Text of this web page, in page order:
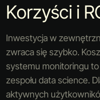
Korzyści i
Inwestycja w
zwraca się szybko.
systemu monitoringu
zespołu data science.
aktywnych